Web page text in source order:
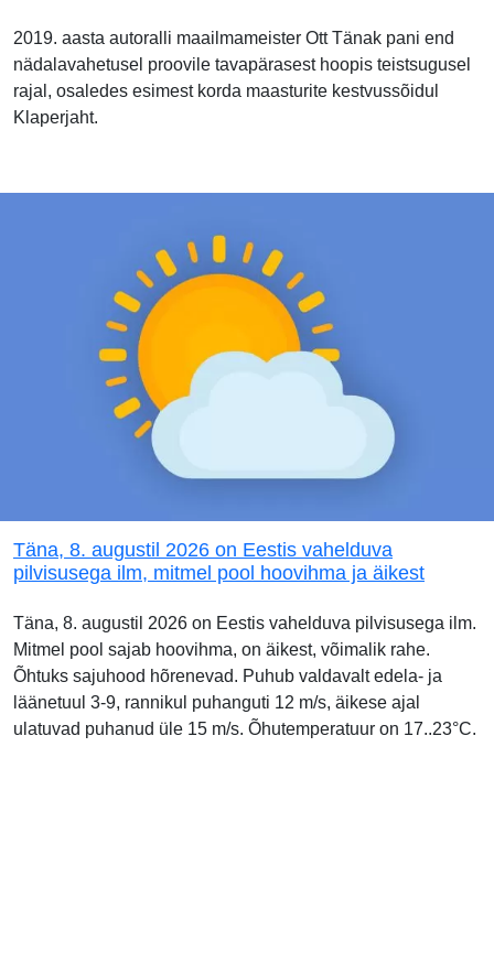
2019. aasta autoralli maailmameister Ott Tänak pani end
nädalavahetusel proovile tavapärasest hoopis teistsugusel
rajal, osaledes esimest korda maasturite kestvussõidul
Klaperjaht.
Täna, 8. augustil 2026 on Eestis vahelduva
pilvisusega ilm, mitmel pool hoovihma ja äikest
Täna, 8. augustil 2026 on Eestis vahelduva pilvisusega ilm.
Mitmel pool sajab hoovihma, on äikest, võimalik rahe.
Õhtuks sajuhood hõrenevad. Puhub valdavalt edela- ja
läänetuul 3-9, rannikul puhanguti 12 m/s, äikese ajal
ulatuvad puhanud üle 15 m/s. Õhutemperatuur on 17..23°C.